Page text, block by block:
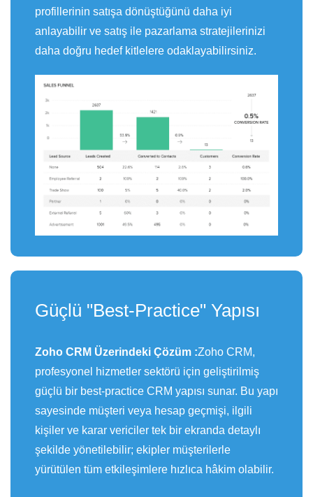
profillerinin satışa dönüştüğünü daha iyi
anlayabilir ve satış ile pazarlama stratejilerinizi
daha doğru hedef kitlelere odaklayabilirsiniz.
Güçlü "Best-Practice" Yapısı
Zoho CRM Üzerindeki Çözüm :Zoho CRM,
profesyonel hizmetler sektörü için geliştirilmiş
güçlü bir best-practice CRM yapısı sunar. Bu yapı
sayesinde müşteri veya hesap geçmişi, ilgili
kişiler ve karar vericiler tek bir ekranda detaylı
şekilde yönetilebilir; ekipler müşterilerle
yürütülen tüm etkileşimlere hızlıca hâkim olabilir.